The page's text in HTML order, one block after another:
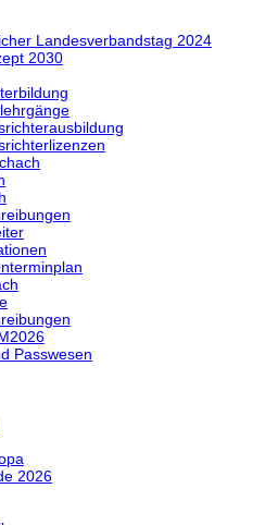
Landesverbandstag 2024
2030
Passwesen
2026